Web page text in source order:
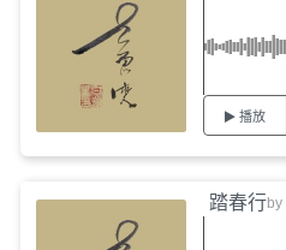
播放
踏春行by